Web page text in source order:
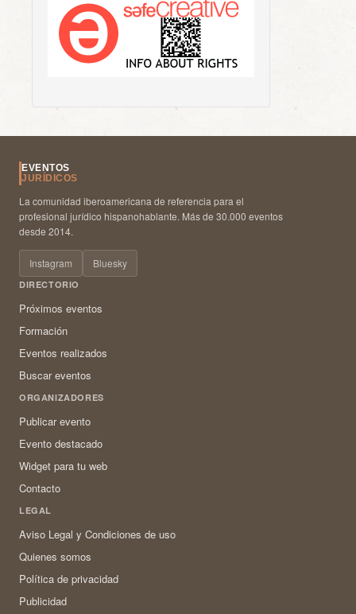
EVENTOS
JURÍDICOS
La comunidad iberoamericana de referencia para el
profesional jurídico hispanohablante. Más de 30.000 eventos
desde 2014.
Instagram Bluesky
DIRECTORIO
Próximos eventos
Formación
Eventos realizados
Buscar eventos
ORGANIZADORES
Publicar evento
Evento destacado
Widget para tu web
Contacto
LEGAL
Aviso Legal y Condiciones de uso
Quienes somos
Política de privacidad
Publicidad